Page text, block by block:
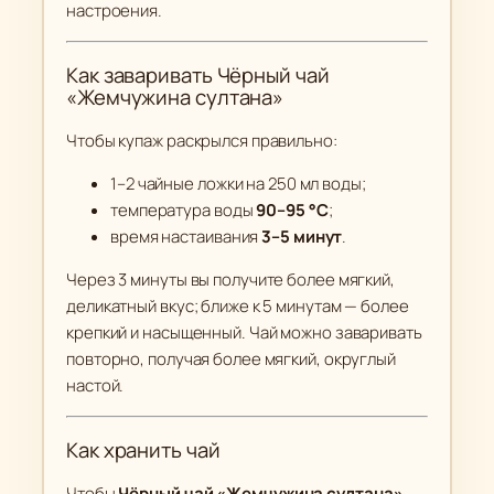
настроения.
Как заваривать Чёрный чай
«Жемчужина султана»
Чтобы купаж раскрылся правильно:
1–2 чайные ложки на 250 мл воды;
температура воды90–95 °C;
время настаивания3–5 минут.
Через 3 минуты вы получите более мягкий,
деликатный вкус; ближе к 5 минутам — более
крепкий и насыщенный. Чай можно заваривать
повторно, получая более мягкий, округлый
настой.
Как хранить чай